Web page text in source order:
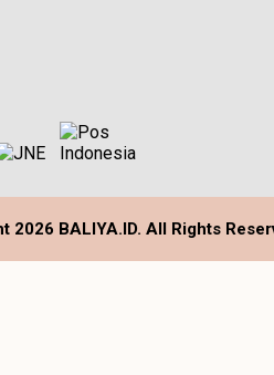
2026 BALIYA.ID. All Rights